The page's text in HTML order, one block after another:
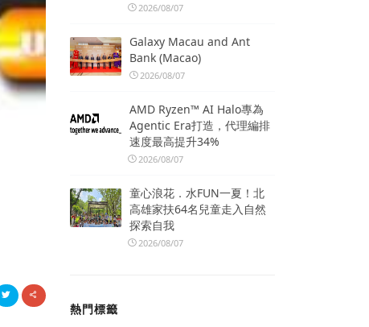
2026/08/07
Galaxy Macau and Ant
Bank (Macao)
2026/08/07
AMD Ryzen™ AI Halo專為
Agentic Era打造，代理編排
速度最高提升34%
2026/08/07
童心浪花．水FUN一夏！北
高雄家扶64名兒童走入自然
探索自我
2026/08/07
熱門標籤